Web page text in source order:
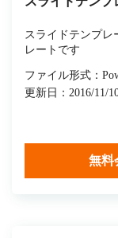
スライドテンプレ
レートです
ファイル形式：
更新日：2016/11/
無料